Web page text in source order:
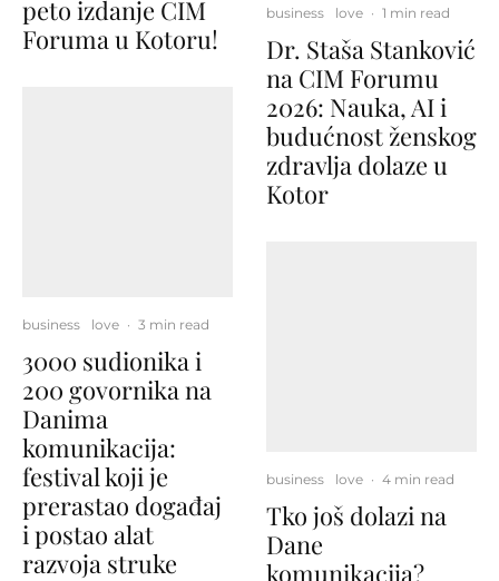
peto izdanje CIM
Foruma u Kotoru!
business love · 3 min read
3000 sudionika i
200 govornika na
Danima
komunikacija:
festival koji je
prerastao događaj
i postao alat
razvoja struke
business love · 1 min read
Dr. Staša Stanković
na CIM Forumu
2026: Nauka, AI i
budućnost ženskog
zdravlja dolaze u
Kotor
business love · 4 min read
Tko još dolazi na
Dane
komunikacija?